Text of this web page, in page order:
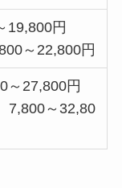
19,800円
～22,800円
～27,800円
7,800～32,80